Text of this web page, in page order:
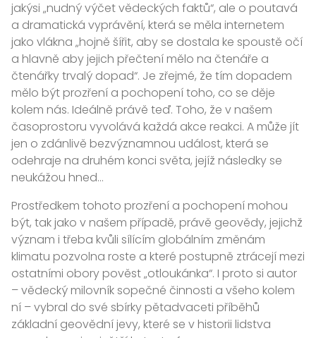
jakýsi „nudný výčet vědeckých faktů“, ale o poutavá
a dramatická vyprávění, která se měla internetem
jako vlákna „hojně šířit, aby se dostala ke spoustě očí
a hlavně aby jejich přečtení mělo na čtenáře a
čtenářky trvalý dopad“. Je zřejmé, že tím dopadem
mělo být prozření a pochopení toho, co se děje
kolem nás. Ideálně právě teď. Toho, že v našem
časoprostoru vyvolává každá akce reakci. A může jít
jen o zdánlivě bezvýznamnou událost, která se
odehraje na druhém konci světa, jejíž následky se
neukážou hned…
Prostředkem tohoto prozření a pochopení mohou
být, tak jako v našem případě, právě geovědy, jejichž
význam i třeba kvůli sílícím globálním změnám
klimatu pozvolna roste a které postupně ztrácejí mezi
ostatními obory pověst „otloukánka“. I proto si autor
– vědecký milovník sopečné činnosti a všeho kolem
ní – vybral do své sbírky pětadvaceti příběhů
základní geovědní jevy, které se v historii lidstva